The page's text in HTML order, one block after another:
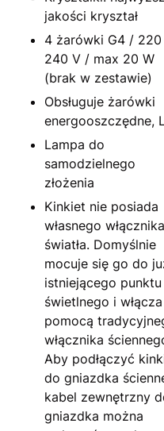
jakości kryształ
4 żarówki G4 /
240 V / max 20 W
(brak w zestawie)
Obsługuje żarówki
energooszczędne,
Lampa do
samodzielnego
złożenia
Kinkiet nie posiada
własnego włącznika
światła. Domyślnie
mocuje się go do
istniejącego punktu
świetlnego i
pomocą
włącznika
Aby podłączyć
do gniazdka
kabel zewnętrzny
gniazdka można